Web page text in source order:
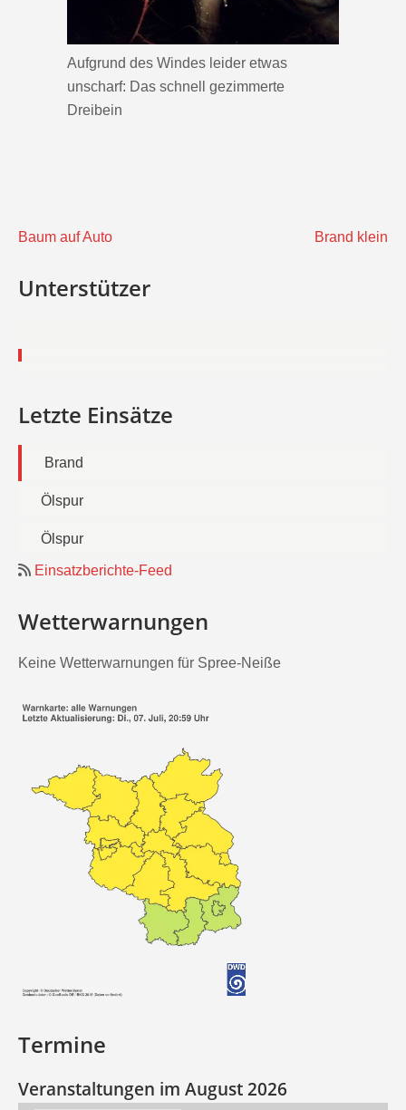
Aufgrund des Windes leider etwas
unscharf: Das schnell gezimmerte
Dreibein
Beitragsnavigation
Baum auf Auto Brand klein
Unterstützer
Letzte Einsätze
Brand
Ölspur
Ölspur
Einsatzberichte-Feed
Wetterwarnungen
Keine Wetterwarnungen für Spree-Neiße
Termine
Veranstaltungen im August 2026